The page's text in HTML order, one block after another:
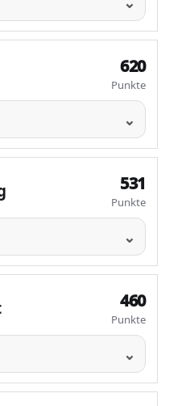
620
Punkte
531
Punkte
460
Punkte